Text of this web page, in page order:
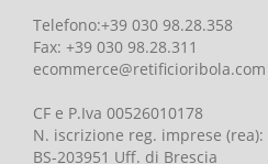
Telefono:+39 030 98.28.358
Fax: +39 030 98.28.311
ecommerce@retificioribola.com
CF e P.Iva 00526010178
N. iscrizione reg. imprese (rea):
BS-203951 Uff. di Brescia